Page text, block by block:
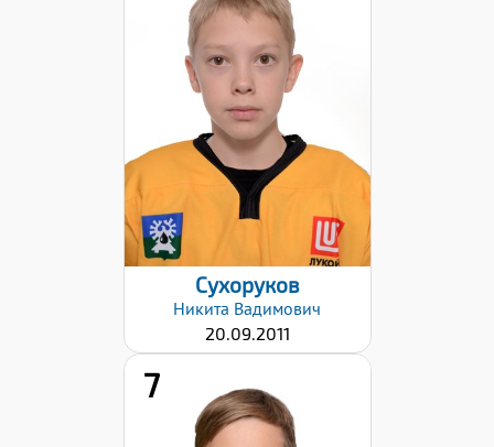
Хват клюшки:
Левый
Дата заявки:
12.12.2024
Сухоруков
Никита Вадимович
20.09.2011
7